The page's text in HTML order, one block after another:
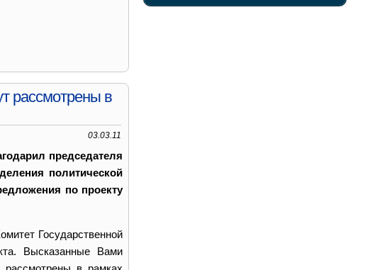
рассмотрены в
03.03.11
председателя
политической
по проекту
Государственной
Высказанные Вами